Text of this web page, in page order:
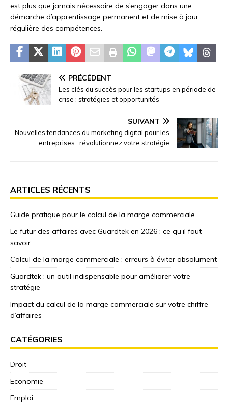
est plus que jamais nécessaire de s’engager dans une
démarche d’apprentissage permanent et de mise à jour
régulière des compétences.
PRÉCÉDENT
Les clés du succès pour les startups en période de
crise : stratégies et opportunités
SUIVANT
Nouvelles tendances du marketing digital pour les
entreprises : révolutionnez votre stratégie
ARTICLES RÉCENTS
Guide pratique pour le calcul de la marge commerciale
Le futur des affaires avec Guardtek en 2026 : ce qu’il faut
savoir
Calcul de la marge commerciale : erreurs à éviter absolument
Guardtek : un outil indispensable pour améliorer votre
stratégie
Impact du calcul de la marge commerciale sur votre chiffre
d’affaires
CATÉGORIES
Droit
Economie
Emploi